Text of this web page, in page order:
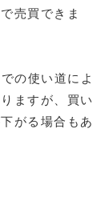
売買できま
の使い道によ
ますが、買い
がる場合もあ